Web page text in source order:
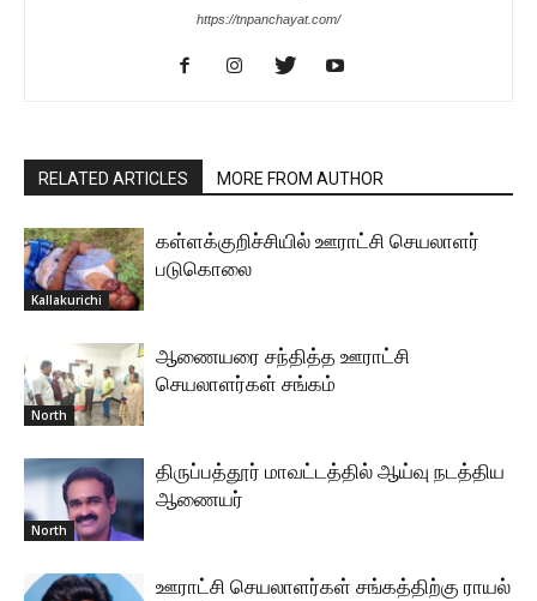
https://tnpanchayat.com/
RELATED ARTICLES MORE FROM AUTHOR
Kallakurichi
கள்ளக்குறிச்சியில் ஊராட்சி செயலாளர்
படுகொலை
North
ஆணையரை சந்தித்த ஊராட்சி
செயலாளர்கள் சங்கம்
North
திருப்பத்தூர் மாவட்டத்தில் ஆய்வு நடத்திய
ஆணையர்
ஊராட்சி செயலாளர்கள் சங்கத்திற்கு ராயல்